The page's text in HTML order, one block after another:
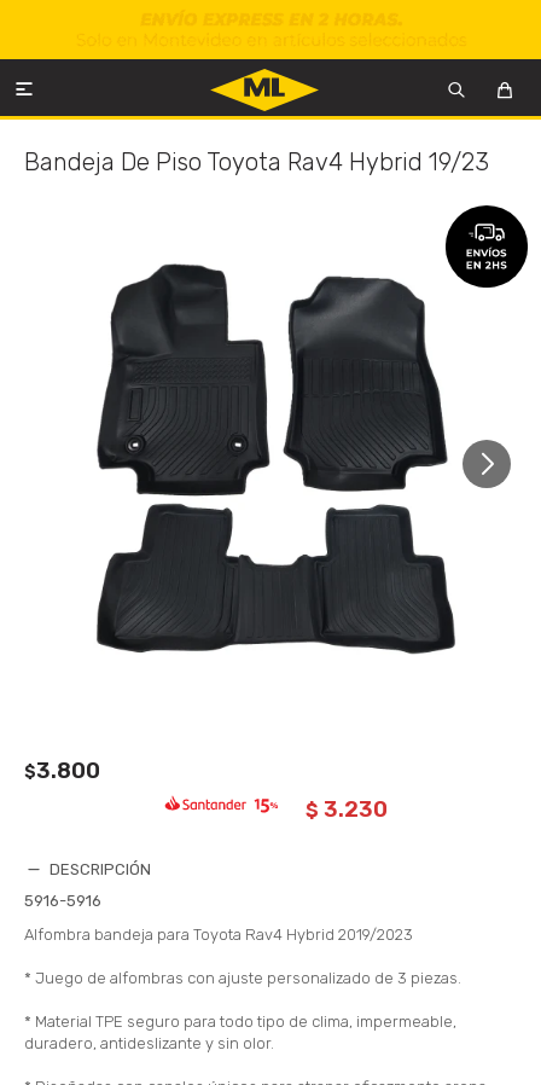

Bandeja De Piso Toyota Rav4 Hybrid 19/23
$3.800
$ 3.230
DESCRIPCIÓN
5916-5916
Alfombra bandeja para Toyota Rav4 Hybrid 2019/2023
* Juego de alfombras con ajuste personalizado de 3 piezas.
* Material TPE seguro para todo tipo de clima, impermeable,
duradero, antideslizante y sin olor.